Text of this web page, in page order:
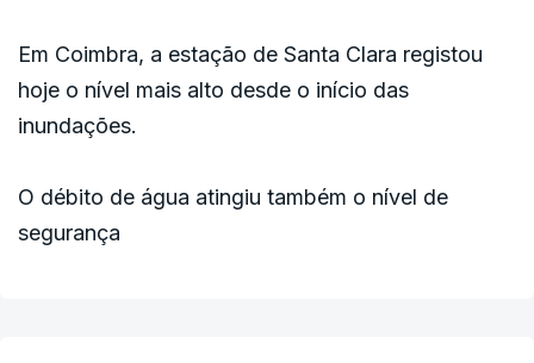
Em Coimbra, a estação de Santa Clara registou
hoje o nível mais alto desde o início das
inundações.
O débito de água atingiu também o nível de
segurança